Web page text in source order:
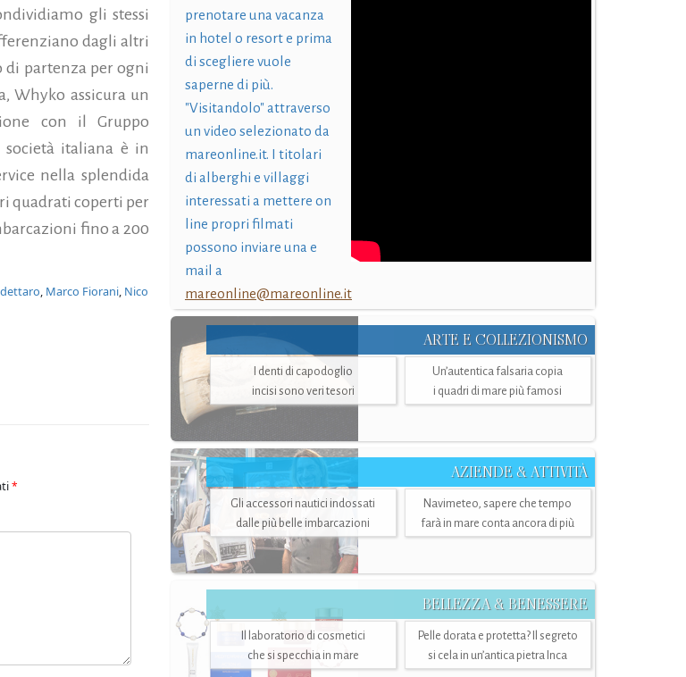
gli stessi
dagli altri
di partenza per ogni
Whyko assicura un
con il Gruppo
italiana è in
nella splendida
quadrati coperti per
fino a 200
, Marco Fiorani, Nico
*
prenotare una vacanza
in hotel o resort e prima
di scegliere vuole
saperne di più.
"Visitandolo" attraverso
un video selezionato da
mareonline.it. I titolari
di alberghi e villaggi
interessati a mettere on
line propri filmati
possono inviare una e
mail a
mareonline@mareonline.it
ARTE E COLLEZIONISMO
I denti di capodoglio
incisi sono veri tesori
Un’autentica falsaria copia
i quadri di mare più famosi
AZIENDE & ATTIVITÀ
Gli accessori nautici indossati
dalle più belle imbarcazioni
Navimeteo, sapere che tempo
farà in mare conta ancora di più
BELLEZZA & BENESSERE
Il laboratorio di cosmetici
che si specchia in mare
Pelle dorata e protetta? Il segreto
si cela in un’antica pietra Inca